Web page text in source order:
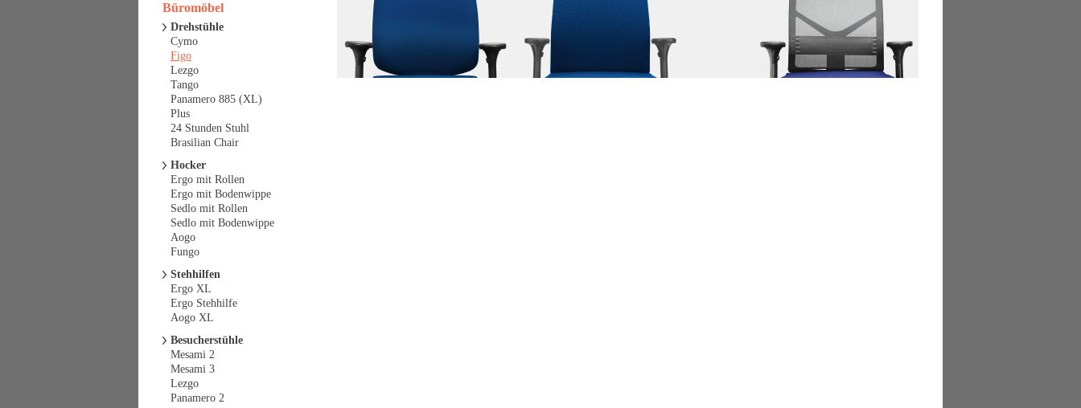
Büromöbel
Drehstühle
Cymo
Figo
Lezgo
Tango
Panamero 885 (XL)
Plus
24 Stunden Stuhl
Brasilian Chair
Hocker
Ergo mit Rollen
Ergo mit Bodenwippe
Sedlo mit Rollen
Sedlo mit Bodenwippe
Aogo
Fungo
Stehhilfen
Ergo XL
Ergo Stehhilfe
Aogo XL
Besucherstühle
Mesami 2
Mesami 3
Lezgo
Panamero 2